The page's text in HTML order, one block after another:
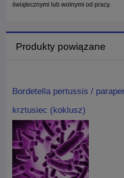
świątecznymi lub wolnymi od pracy.
Produkty powiązane
Bordetella pertussis /
krztusiec (koklusz)